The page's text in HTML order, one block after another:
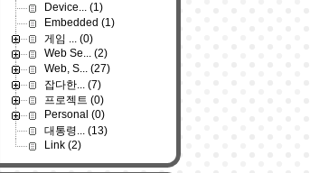
Device... (1)
Embedded (1)
게임 ... (0)
Web Se... (2)
Web, S... (27)
잡다한... (7)
프로젝트 (0)
Personal (0)
대통령... (13)
Link (2)